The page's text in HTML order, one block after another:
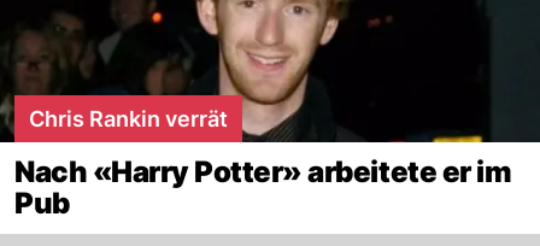
Chris Rankin verrät
Nach «Harry Potter» arbeitete er im
Pub